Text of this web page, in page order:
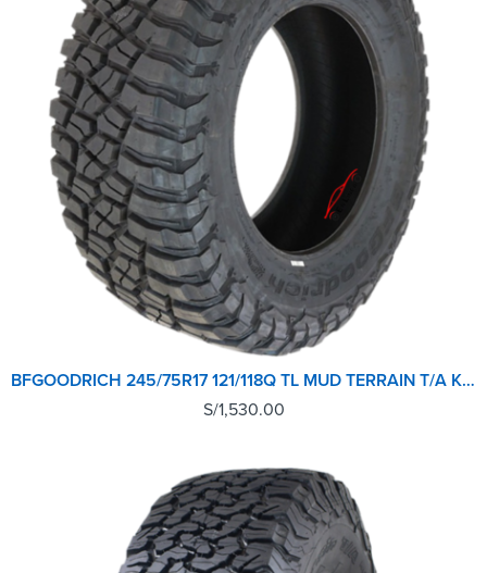
BFGOODRICH 245/75R17 121/118Q TL MUD TERRAIN T/A KM3 LRE GO
S/1,530.00